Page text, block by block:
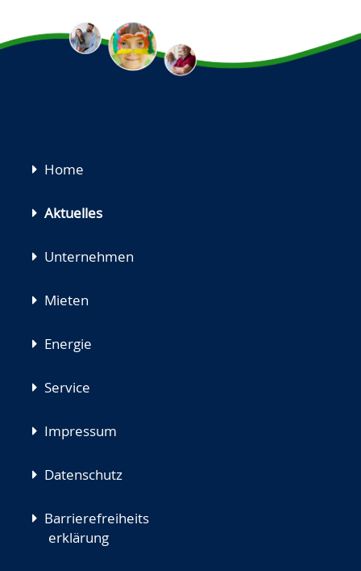
Navigation
Home
Aktuelles
Unternehmen
Mieten
Energie
Service
Impressum
Datenschutz
Barrierefreiheits
erklärung